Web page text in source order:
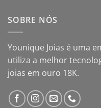
SOBRE NÓS
Younique Joias é uma
utiliza a melhor
joias em ouro 18K.